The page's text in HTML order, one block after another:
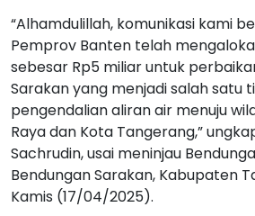
“Alhamdulillah, komunikasi kami
Pemprov Banten telah
sebesar Rp5 miliar untuk
Sarakan yang menjadi salah satu
pengendalian aliran air menuju
Raya dan Kota Tangerang,”
Sachrudin, usai meninjau
Bendungan Sarakan, Kabupaten
Kamis (17/04/2025).